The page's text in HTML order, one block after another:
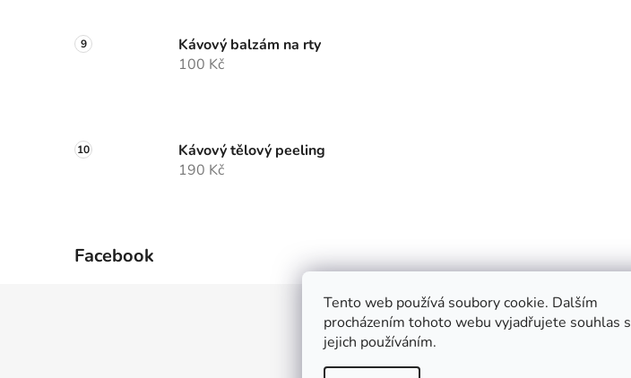
Tento web používá soubory cookie. Dalším
procházením tohoto webu vyjadřujete souhlas s
jejich používáním.
Kávový balzám na rty
100 Kč
Kávový tělový peeling
190 Kč
Facebook